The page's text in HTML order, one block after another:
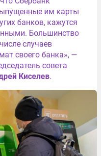
им карты
банков, кажутся
Большинство
случаев
своего банка», —
совета
Киселев.